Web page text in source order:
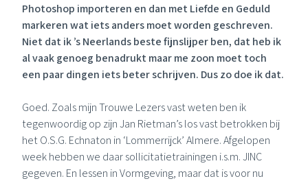
Photoshop importeren en dan met Liefde en Geduld
markeren wat iets anders moet worden geschreven.
Niet dat ik ’s Neerlands beste fijnslijper ben, dat heb ik
al vaak genoeg benadrukt maar me zoon moet toch
een paar dingen iets beter schrijven. Dus zo doe ik dat.
Goed. Zoals mijn Trouwe Lezers vast weten ben ik
tegenwoordig op zijn Jan Rietman’s los vast betrokken bij
hetO.S.G. Echnaton in ‘Lommerrijck’ Almere. Afgelopen
week hebben we daar sollicitatietrainingen i.s.m.JINC
gegeven. En lessen in Vormgeving, maar dat is voor nu